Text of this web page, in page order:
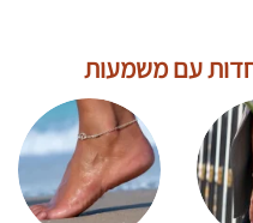
עם משמעות